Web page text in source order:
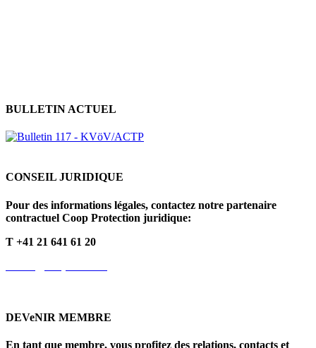
BULLETIN ACTUEL
CONSEIL JURIDIQUE
Pour des informations légales, contactez notre partenaire
contractuel Coop Protection juridique:
T +41 21 641 61 20
DEVeNIR MEMBRE
En tant que membre, vous profitez des relations, contacts et